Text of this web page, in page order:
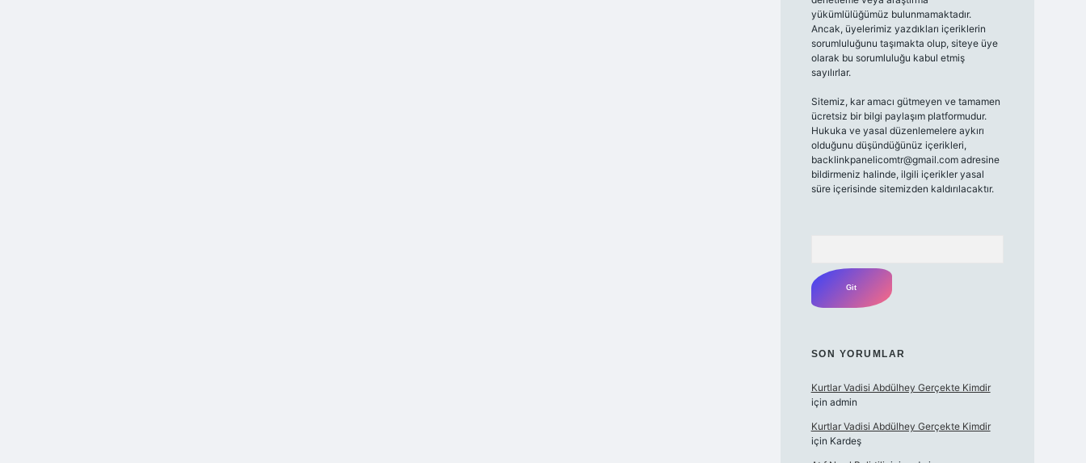
yükümlülüğümüz bulunmamaktadır.
Ancak, üyelerimiz yazdıkları içeriklerin
sorumluluğunu taşımakta olup, siteye üye
olarak bu sorumluluğu kabul etmiş
sayılırlar.
Sitemiz, kar amacı gütmeyen ve tamamen
ücretsiz bir bilgi paylaşım platformudur.
Hukuka ve yasal düzenlemelere aykırı
olduğunu düşündüğünüz içerikleri,
backlinkpanelicomtr@gmail.comadresine
bildirmeniz halinde, ilgili içerikler yasal
süre içerisinde sitemizden kaldırılacaktır.
SON YORUMLAR
Kurtlar Vadisi Abdülhey Gerçekte Kimdir
için admin
Kurtlar Vadisi Abdülhey Gerçekte Kimdir
için Kardeş